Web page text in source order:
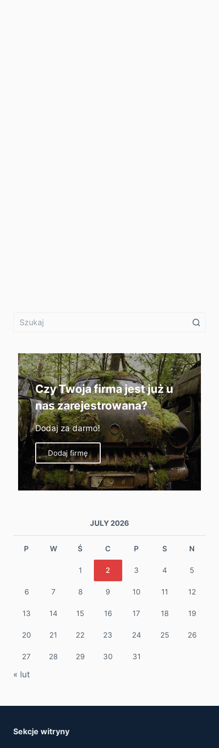
Czy Twoja firma jest już u
nas zarejestrowana?
Dodaj za darmo!
Dodaj firmę
JULY 2026
P W Ś C P S N
1 2 3 4 5
6 7 8 9 10 11 12
13 14 15 16 17 18 19
20 21 22 23 24 25 26
27 28 29 30 31
« lut
Sekcje witryny